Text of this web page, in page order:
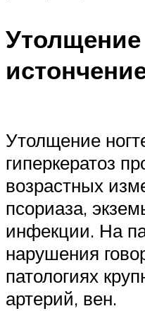
Утолщение
гиперкератоз
возрастных
псориаза,
инфекции. На
нарушения
патологиях
артерий, вен.